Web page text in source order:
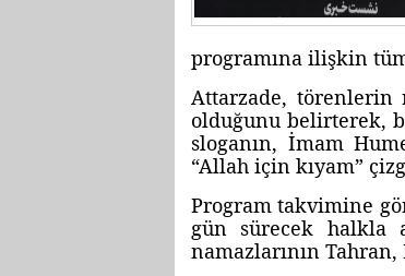
programına ilişkin
Attarzade, törenlerin
olduğunu belirterek,
sloganın, İmam
“Allah için kıyam”
Program takvimine
gün sürecek halkla
namazlarının